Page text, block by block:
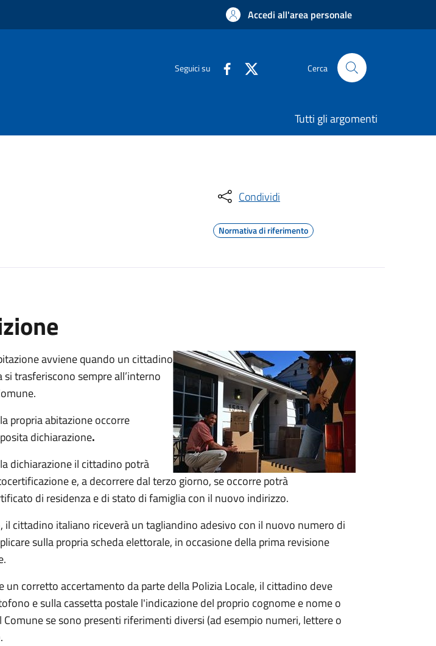
Accedi all'area personale
Seguici su Cerca
Tutti gli argomenti
Condividi
Normativa di riferimento
avviene quando un cittadino
si trasferiscono sempre all’interno
propria abitazione occorre
dichiarazione.
dichiarazione il cittadino potrà
e, a decorrere dal terzo giorno, se occorrepotrà
di residenza e di stato di famiglia con il nuovo indirizzo.
il cittadino italiano riceverà un tagliandino adesivo con il nuovo numero di
sulla propria scheda elettorale, in occasione della prima revisione
un corretto accertamento da parte della Polizia Locale, il cittadino deve
e sulla cassetta postale l'indicazione del proprio cognome e nome o
Comune se sono presenti riferimenti diversi (ad esempio numeri, lettere o